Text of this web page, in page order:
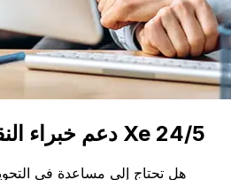
دعم خبراء النقل العالمي للخبراء Xe 24/5
هل تحتاج إلى مساعدة في